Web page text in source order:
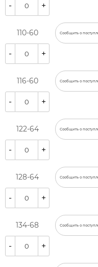
- +
110-60 Сообщить о
- +
116-60 Сообщить о
- +
122-64 Сообщить о
- +
128-64 Сообщить о
- +
134-68 Сообщить о
- +